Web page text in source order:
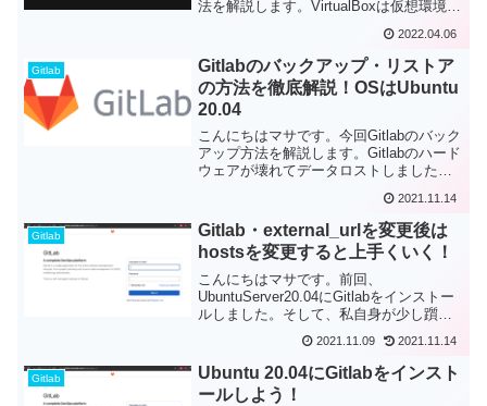
法を解説します。VirtualBoxは仮想環境を
2022.04.06
Gitlab
Gitlabのバックアップ・リストア
の方法を徹底解説！OSはUbuntu
20.04
こんにちはマサです。今回Gitlabのバック
アップ方法を解説します。Gitlabのハード
ウェアが壊れてデータロストしましたー
2021.11.14
Gitlab
Gitlab・external_urlを変更後は
hostsを変更すると上手くいく！
こんにちはマサです。前回、
UbuntuServer20.04にGitlabをインストー
ルしました。そして、私自身が少し躓い
2021.11.09 2021.11.14
Gitlab
Ubuntu 20.04にGitlabをインスト
ールしよう！